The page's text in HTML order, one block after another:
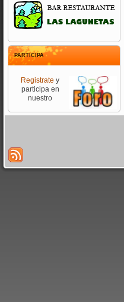
PARTICIPA
Registrate y
participa en
nuestro